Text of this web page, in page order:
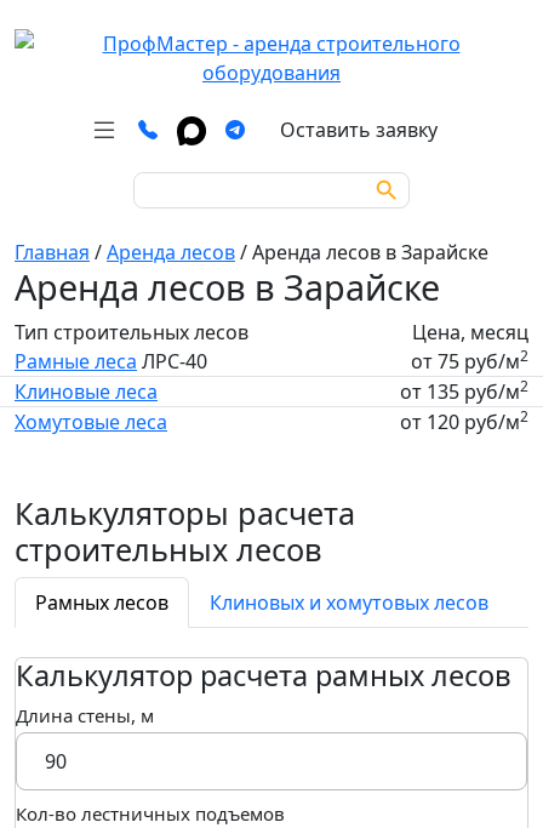
Search
for:
Search Button
Оставить заявку
Главная /Аренда лесов/Аренда лесов в Зарайске
Аренда лесов в Зарайске
Тип строительных лесов
Цена, месяц
Рамные леса ЛРС-40 от 75 руб/м2
Клиновые леса от 135 руб/м2
Хомутовые леса от 120 руб/м2
Калькуляторы расчета
строительных лесов
Рамных лесов Клиновых и хомутовых лесов
Калькулятор расчета рамных лесов
Длина стены, м
Кол-во лестничных подъемов